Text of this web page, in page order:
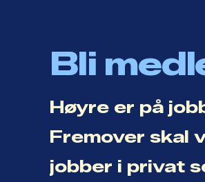
Bli
Høyre er på
Fremover skal
jobber i privat